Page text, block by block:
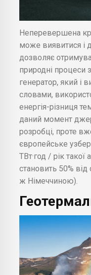
Неперевершена
може виявитися і
дозволяє
природні процеси
генератор, який і
словами,
енергія-різниця
даний момент
розробці, проте
європейське
ТВт·год / рік такої
становить 50%
ж Німеччиною).